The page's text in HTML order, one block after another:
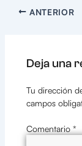
ANTERIOR
Deja una
Tu dirección
campos
Comentario *